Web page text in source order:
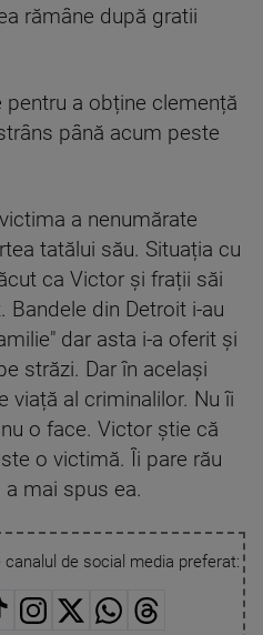
rămâne după gratii
a obține clemență
până acum peste
a nenumărate
tatălui său. Situația cu
ca Victor și frații săi
Bandele din Detroit i-au
dar asta i-a oferit și
străzi. Dar în același
viață al criminalilor. Nu îi
o face. Victor știe că
o victimă. Îi pare rău
mai spus ea.
de social media preferat: